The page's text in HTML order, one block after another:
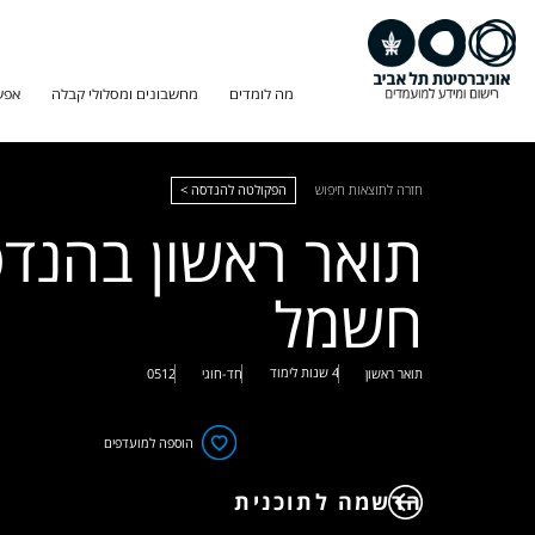
מה לומדים מחשבונים ומסלולי קבלה
חזרה לתוצאות חיפוש הפקולטה להנדסה >
תואר ראשון
חשמל
תואר ראשון 4 שנות לימוד חד-חוגי 0512
הוספה למועדפים
הרשמה לתוכנית